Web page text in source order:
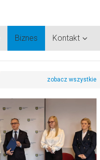
Biznes Kontakt